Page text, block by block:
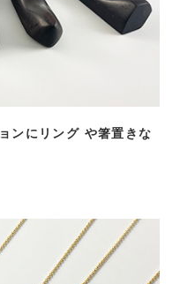
ンにリング や箸置きな